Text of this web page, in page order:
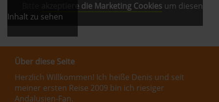
akzeptiere die Marketing Cookies um diesen
Inhalt zu sehen
Über diese Seite
Herzlich Willkommen! Ich heiße Denis und seit
meiner ersten Reise 2009 bin ich riesiger
Andalusien-Fan.